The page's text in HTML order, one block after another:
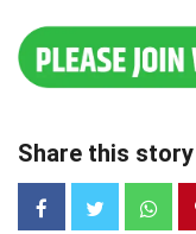
Share this story